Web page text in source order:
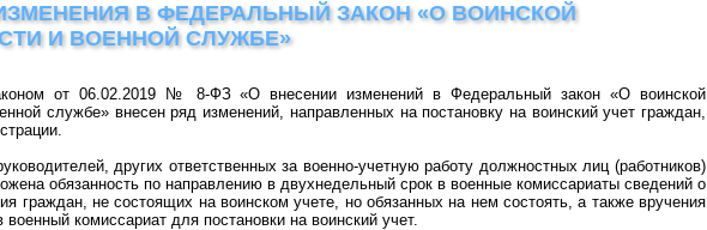
В ФЕДЕРАЛЬНЫЙ ЗАКОН «О ВОИНСКОЙ
И ВОЕННОЙ СЛУЖБЕ»
от 06.02.2019 № 8-ФЗ «О внесении изменений в Федеральный закон «О воинской
службе» внесен ряд изменений, направленных на постановку на воинский учет граждан,
других ответственных за военно-учетную работу должностных лиц (работников)
обязанность по направлению в двухнедельный срок в военные комиссариаты сведений о
граждан, не состоящих на воинском учете, но обязанных на нем состоять, а также вручения
комиссариат для постановки на воинский учет.